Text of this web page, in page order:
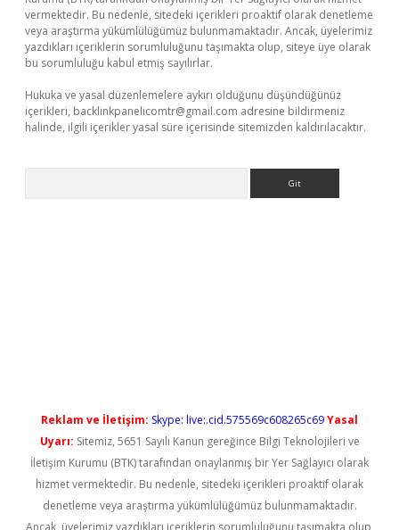
vermektedir. Bu nedenle, sitedeki içerikleri proaktif olarak denetleme
veya araştırma yükümlülüğümüz bulunmamaktadır. Ancak, üyelerimiz
yazdıkları içeriklerin sorumluluğunu taşımakta olup, siteye üye olarak
bu sorumluluğu kabul etmiş sayılırlar.
Hukuka ve yasal düzenlemelere aykırı olduğunu düşündüğünüz
içerikleri, backlinkpanelicomtr@gmail.com adresine bildirmeniz
halinde, ilgili içerikler yasal süre içerisinde sitemizden kaldırılacaktır.
Reklam ve İletişim: Skype: live:.cid.575569c608265c69Yasal
Uyarı: Sitemiz, 5651 Sayılı Kanun gereğince Bilgi Teknolojileri ve
İletişim Kurumu (BTK) tarafından onaylanmış bir Yer Sağlayıcı olarak
hizmet vermektedir. Bu nedenle, sitedeki içerikleri proaktif olarak
denetleme veya araştırma yükümlülüğümüz bulunmamaktadır.
Ancak, üyelerimiz yazdıkları içeriklerin sorumluluğunu taşımakta olup,